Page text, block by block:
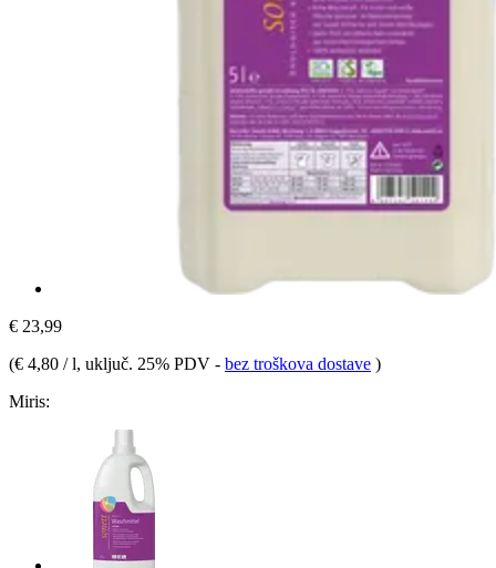
€ 23,99
(€ 4,80 / l, uključ. 25% PDV - bez troškova dostave )
Miris: